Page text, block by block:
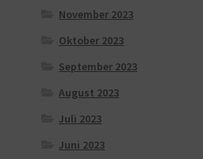
November 2023
Oktober 2023
September 2023
August 2023
Juli 2023
Juni 2023